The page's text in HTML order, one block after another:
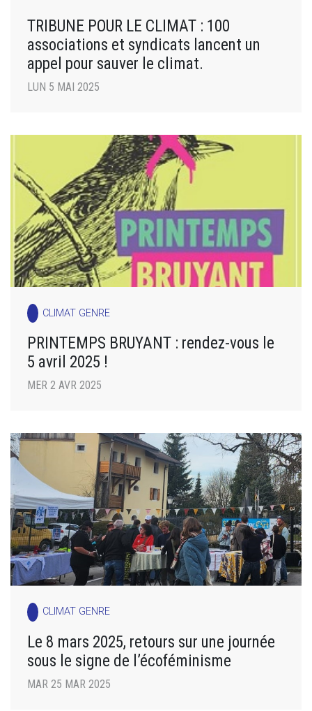
TRIBUNE POUR LE CLIMAT : 100
associations et syndicats lancent un
appel pour sauver le climat.
LUN 5 MAI 2025
CLIMAT GENRE
PRINTEMPS BRUYANT : rendez-vous le
5 avril 2025 !
MER 2 AVR 2025
CLIMAT GENRE
Le 8 mars 2025, retours sur une journée
sous le signe de l’écoféminisme
MAR 25 MAR 2025